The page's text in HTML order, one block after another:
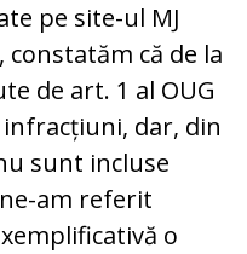
pe site-ul MJ
că de la
de art. 1 al OUG
dar, din
sunt incluse
am referit
o